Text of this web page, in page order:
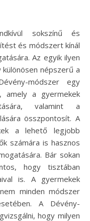
és módszert kínál
Az egyik ilyen
népszerű a
módszer egy
amely a gyermekek
valamint a
összpontosít. A
a lehető legjobb
számára is hasznos
Bár sokan
hogy tisztában
is. A gyermekek
minden módszer
A Dévény-
hogy milyen